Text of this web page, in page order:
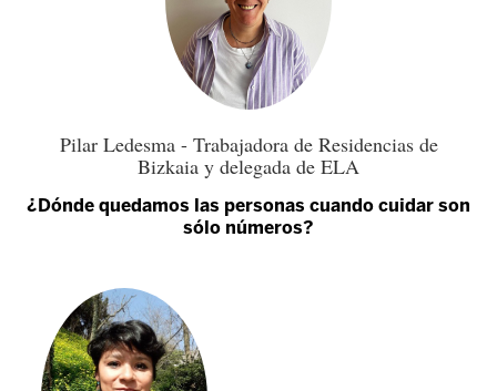
Pilar Ledesma - Trabajadora de Residencias de
Bizkaia y delegada de ELA
¿Dónde quedamos las personas cuando cuidar son
sólo números?